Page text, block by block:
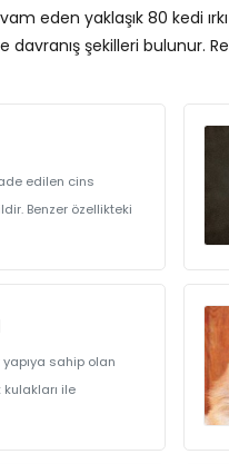
eden yaklaşık 80 kedi
davranış şekilleri
edilen cins
Benzer özellikteki
sahip olan
kulakları ile